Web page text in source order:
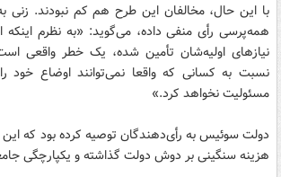
با این حال، مخالفان این طرح هم کم نبودند. زنی
همه‌پرسی رأی منفی داده، می‌گوید: «به نظرم
نیازهای اولیه‌شان تأمین شده، یک خطر واقعی
نسبت به کسانی که واقعا نمی‌توانند اوضاع خود
مسئولیت نخواهد کرد.»
دولت سوئیس به رأی‌دهندگان توصیه کرده بود که این
هزینه سنگینی بر دوش دولت گذاشته و یکپارچگی